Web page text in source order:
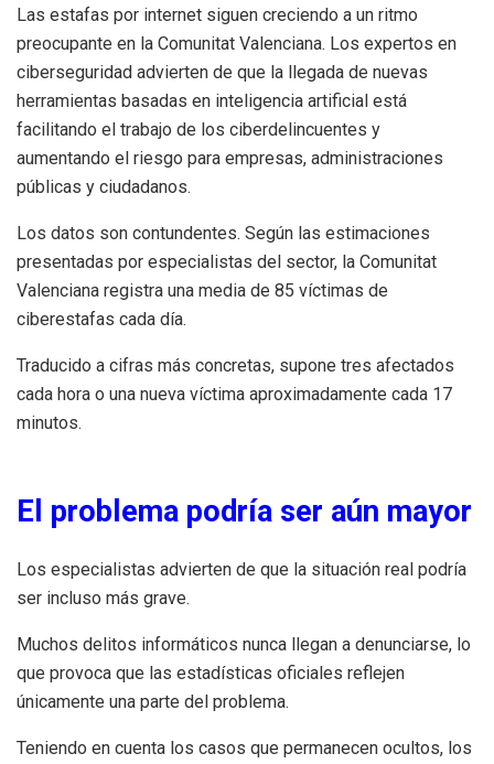
Las estafas por internet siguen creciendo a un ritmo
preocupante en la Comunitat Valenciana. Los expertos en
ciberseguridad advierten de que la llegada de nuevas
herramientas basadas en inteligencia artificial está
facilitando el trabajo de los ciberdelincuentes y
aumentando el riesgo para empresas, administraciones
públicas y ciudadanos.
Los datos son contundentes. Según las estimaciones
presentadas por especialistas del sector, la Comunitat
Valenciana registra una media de 85 víctimas de
ciberestafas cada día.
Traducido a cifras más concretas, supone tres afectados
cada hora o una nueva víctima aproximadamente cada 17
minutos.
El problema podría ser aún mayor
Los especialistas advierten de que la situación real podría
ser incluso más grave.
Muchos delitos informáticos nunca llegan a denunciarse, lo
que provoca que las estadísticas oficiales reflejen
únicamente una parte del problema.
Teniendo en cuenta los casos que permanecen ocultos, los